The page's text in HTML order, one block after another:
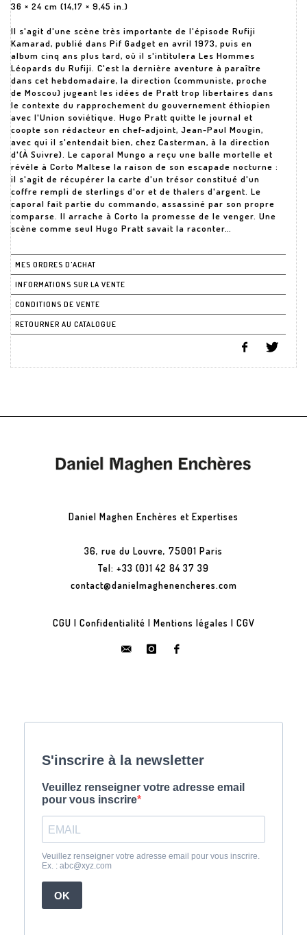
36 × 24 cm (14,17 × 9,45 in.)
Il s'agit d'une scène très importante de l'épisode Rufiji
Kamarad, publié dans Pif Gadget en avril 1973, puis en
album cinq ans plus tard, où il s'intitulera Les Hommes
Léopards du Rufiji. C'est la dernière aventure à paraître
dans cet hebdomadaire, la direction (communiste, proche
de Moscou) jugeant les idées de Pratt trop libertaires dans
le contexte du rapprochement du gouvernement éthiopien
avec l'Union soviétique. Hugo Pratt quitte le journal et
coopte son rédacteur en chef-adjoint, Jean-Paul Mougin,
avec qui il s'entendait bien, chez Casterman, à la direction
d'(À Suivre). Le caporal Mungo a reçu une balle mortelle et
révèle à Corto Maltese la raison de son escapade nocturne :
il s'agit de récupérer la carte d'un trésor constitué d'un
coffre rempli de sterlings d'or et de thalers d'argent. Le
caporal fait partie du commando, assassiné par son propre
comparse. Il arrache à Corto la promesse de le venger. Une
scène comme seul Hugo Pratt savait la raconter…
MES ORDRES D'ACHAT
INFORMATIONS SUR LA VENTE
CONDITIONS DE VENTE
RETOURNER AU CATALOGUE
Daniel Maghen Enchères et Expertises
36, rue du Louvre, 75001 Paris
Tel: +33 (0)1 42 84 37 39
contact@danielmaghenencheres.com
CGU | Confidentialité | Mentions légales | CGV